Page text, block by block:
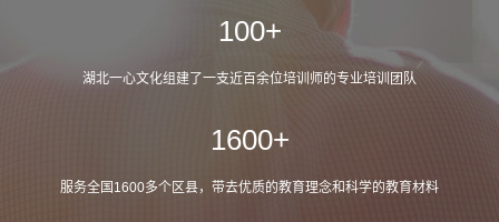
0+
湖北一心文化组建了一支近百余位培训师的专业培训团队
0+
服务全国1600多个区县，带去优质的教育理念和科学的教育材料